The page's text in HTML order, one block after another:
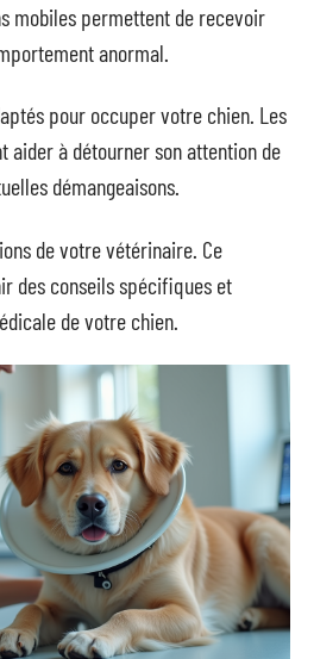
mobiles permettent de recevoir
anormal.
pour occuper votre chien. Les
aider à détourner son attention de
démangeaisons.
de votre vétérinaire. Ce
des conseils spécifiques et
de votre chien.